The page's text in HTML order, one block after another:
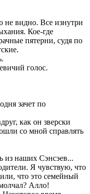
не видно. Все изнутри
Кое-где
пятерни, судя по
голос.
зачет по
как он зверски
со мной справлять
из наших Сэнсэев...
Я чувствую, что
что это семейный
Алло!